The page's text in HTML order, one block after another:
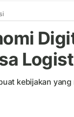
kebijakan